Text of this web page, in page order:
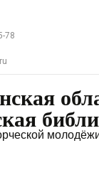
78